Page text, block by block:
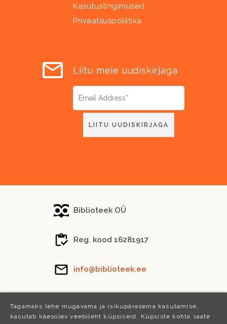
Kasutustingimused
Privaatsuspoliitika
Liitu meie uudiskirjaga
Biblioteek OÜ
Reg. kood 16281917
info@biblioteek.ee
Tagamaks lehe mugavama ja isikupärasema kasutamise,
kasutab käesolev veebileht küpsiseid. Küpsiste kohta saate